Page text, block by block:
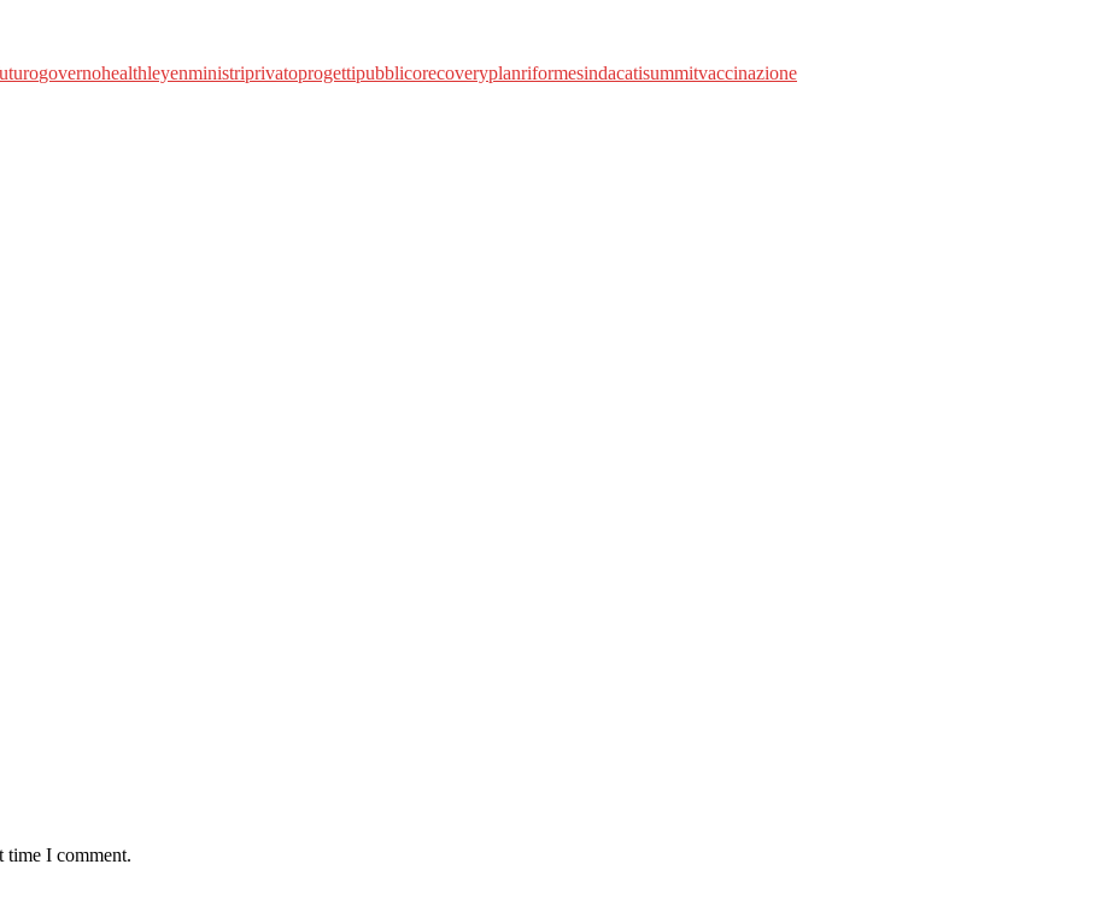
governohealthleyenministriprivatoprogettipubblicorecoveryplanriformesindacatisummitvaccinazione
time I comment.